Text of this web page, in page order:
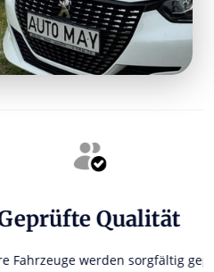
Qualität
werden sorgfältig geprüft